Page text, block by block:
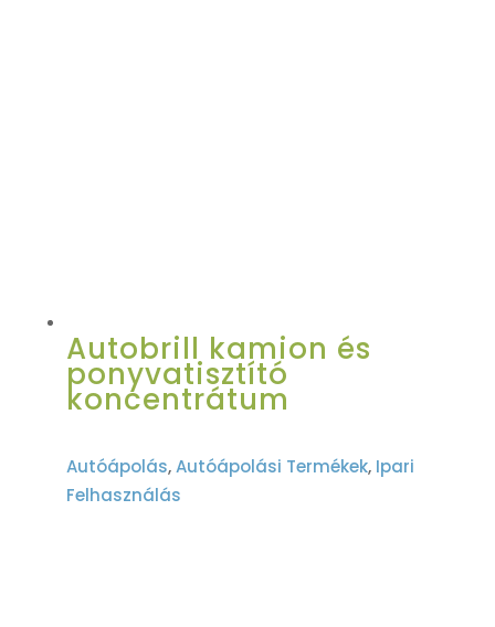
Autobrill kamion és
ponyvatisztító
koncentrátum
Autóápolás,Autóápolási Termékek, Ipari
Felhasználás